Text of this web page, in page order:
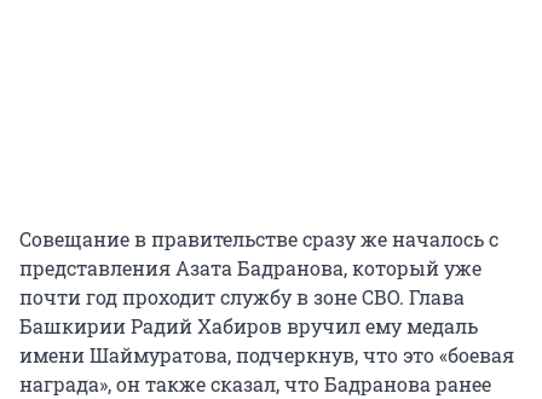
Совещание в правительстве сразу же началось с
представления Азата Бадранова, который уже
почти год проходит службу в зоне СВО. Глава
Башкирии Радий Хабиров вручил ему медаль
имени Шаймуратова, подчеркнув, что это «боевая
награда», он также сказал, что Бадранова ранее